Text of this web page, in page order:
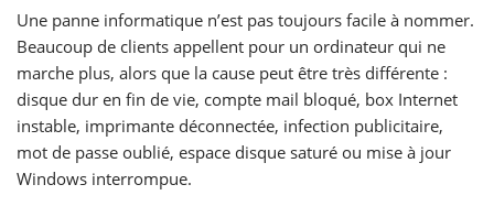
Une panne informatique n’est pas toujours facile à nommer.
Beaucoup de clients appellent pour un ordinateur qui ne
marche plus, alors que la cause peut être très différente :
disque dur en fin de vie, compte mail bloqué, box Internet
instable, imprimante déconnectée, infection publicitaire,
mot de passe oublié, espace disque saturé ou mise à jour
Windows interrompue.